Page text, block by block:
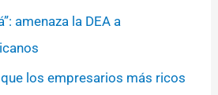
amenaza la DEA a
los empresarios más ricos